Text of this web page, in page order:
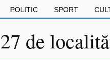
POLITIC SPORT
de